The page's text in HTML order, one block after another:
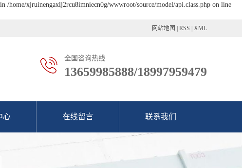
/home/xjruinengaxlj2rcu8imniecn0g/wwwroot/source/model/api.class.php on line
网站地图 RSS XML
全国咨询热线
13659985888/18997959479
心 在线留言 联系我们